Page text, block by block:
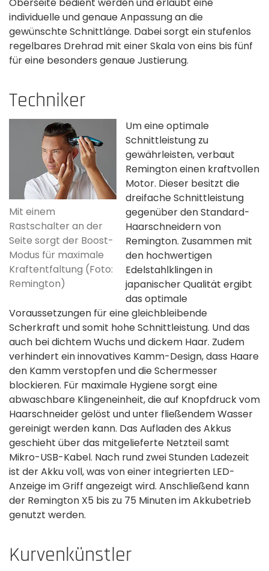
individuelle und genaue Anpassung an die
gewünschte Schnittlänge. Dabei sorgt ein stufenlos
regelbares Drehrad mit einer Skala von eins bis fünf
für eine besonders genaue Justierung.
Techniker
Mit einem
Rastschalter an der
Seite sorgt der Boost-
Modus für maximale
Kraftentfaltung (Foto:
Remington)
Um eine optimale
Schnittleistung zu
gewährleisten, verbaut
Remington einen kraftvollen
Motor. Dieser besitzt die
dreifache Schnittleistung
gegenüber den Standard-
Haarschneidern von
Remington. Zusammen mit
den hochwertigen
Edelstahlklingen in
japanischer Qualität ergibt
das optimale
Voraussetzungen für eine gleichbleibende
Scherkraft und somit hohe Schnittleistung. Und das
auch bei dichtem Wuchs und dickem Haar. Zudem
verhindert ein innovatives Kamm-Design, dass Haare
den Kamm verstopfen und die Schermesser
blockieren. Für maximale Hygiene sorgt eine
abwaschbare Klingeneinheit, die auf Knopfdruck vom
Haarschneider gelöst und unter fließendem Wasser
gereinigt werden kann. Das Aufladen des Akkus
geschieht über das mitgelieferte Netzteil samt
Mikro-USB-Kabel. Nach rund zwei Stunden Ladezeit
ist der Akku voll, was von einer integrierten LED-
Anzeige im Griff angezeigt wird. Anschließend kann
der Remington X5 bis zu 75 Minuten im Akkubetrieb
genutzt werden.
Kurvenkünstler